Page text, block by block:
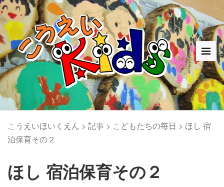
こうえいほいくえん > 記事 > こどもたちの毎日 > ほし 宿
泊保育その２
ほし 宿泊保育その２